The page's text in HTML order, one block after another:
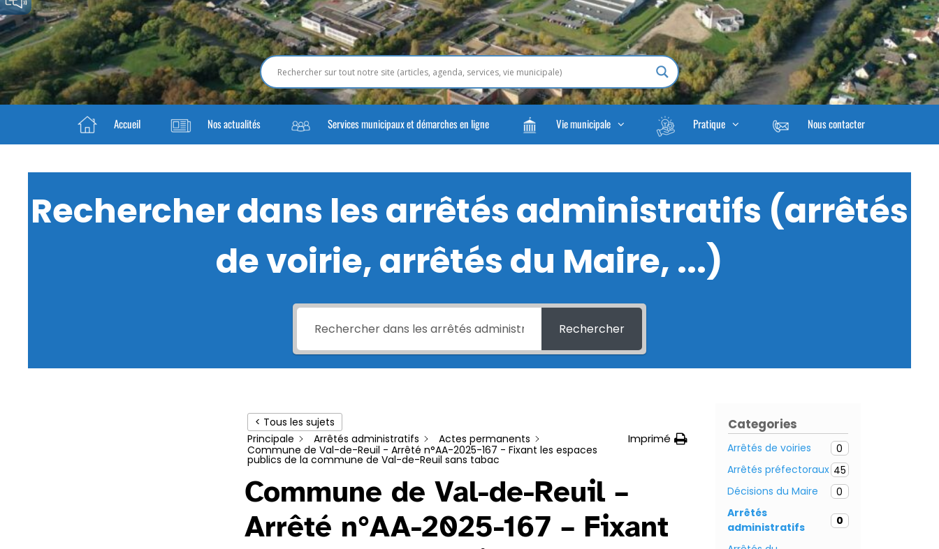
Accueil Nos actualités Services municipaux et démarches en ligne Vie municipale Pratique Nous contacter
Rechercher dans les arrêtés administratifs (arrêtés
de voirie, arrêtés du Maire, ...)
Rechercher
< Tous les sujets
Principale
Arrêtés administratifs
Actes permanents
Commune de Val-de-Reuil - Arrêté n°AA-2025-167 - Fixant les espaces
publics de la commune de Val-de-Reuil sans tabac
Imprimé
Commune de Val-de-Reuil –
Arrêté n°AA-2025-167 – Fixant
Categories
Arrêtés de voiries
0
Arrêtés préfectoraux 45
Décisions du Maire
0
Arrêtés
administratifs
0